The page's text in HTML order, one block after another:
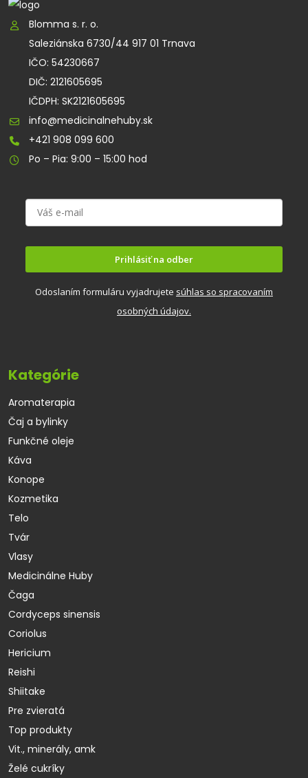
Blomma s. r. o.
Saleziánska 6730/44 917 01 Trnava
IČO: 54230667
DIČ: 2121605695
IČDPH: SK2121605695
info@medicinalnehuby.sk
+421 908 099 600
Po – Pia: 9:00 – 15:00 hod
Prihlásiť na odber
Odoslaním formuláru vyjadrujete súhlas so spracovaním
osobných údajov.
Kategórie
Aromaterapia
Čaj a bylinky
Funkčné oleje
Káva
Konope
Kozmetika
Telo
Tvár
Vlasy
Medicinálne Huby
Čaga
Cordyceps sinensis
Coriolus
Hericium
Reishi
Shiitake
Pre zvieratá
Top produkty
Vit., minerály, amk
Želé cukríky